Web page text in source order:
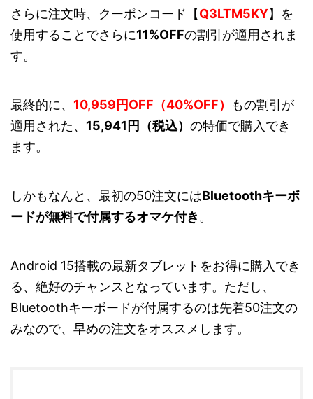
さらに注文時、クーポンコード【Q3LTM5KY】を
使用することでさらに11%OFFの割引が適用されま
す。
最終的に、 10,959円OFF（40%OFF）
もの割引が
適用された、 15,941円（税込） の特価で購入でき
ます。
しかもなんと、最初の50注文にはBluetoothキーボ
ードが無料で付属するオマケ付き。
Android 15搭載の最新タブレットをお得に購入でき
る、絶好のチャンスとなっています。ただし、
Bluetoothキーボードが付属するのは先着50注文の
みなので、早めの注文をオススメします。